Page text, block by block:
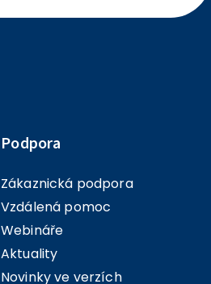
Podpora
Zákaznická podpora
Vzdálená pomoc
Webináře
Aktuality
Novinky ve verzích